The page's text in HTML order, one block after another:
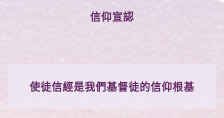
信仰宣認
使徒信經是我們基督徒的信仰根基